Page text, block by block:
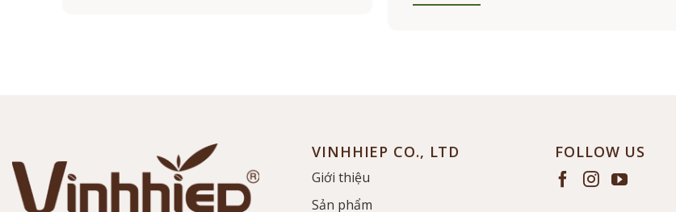
VINHHIEP CO., LTD
Giới thiệu
Sản phẩm
FOLLOW US